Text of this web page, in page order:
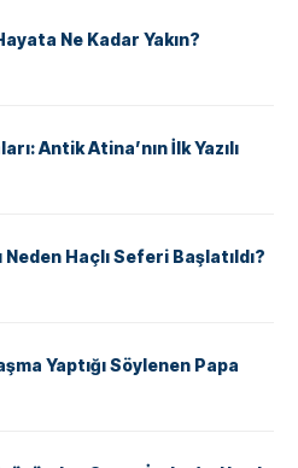
Ne Kadar Yakın?
Antik Atina’nın İlk Yazılı
Haçlı Seferi Başlatıldı?
Yaptığı Söylenen Papa